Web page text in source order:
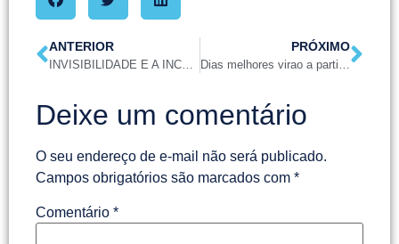
ANTERIOR PRÓXIMO
Deixe um comentário
O seu endereço de e-mail não será publicado.
Campos obrigatórios são marcados com *
Comentário *